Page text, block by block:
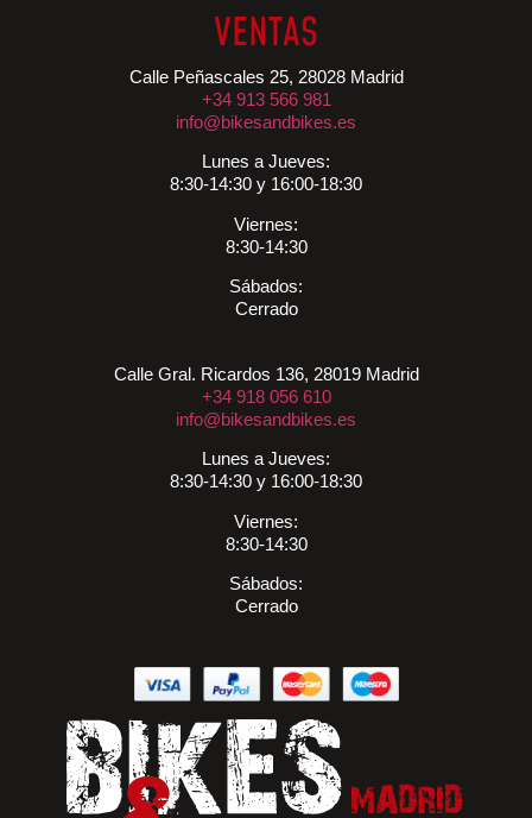
VENTAS
Calle Peñascales 25, 28028 Madrid
+34 913 566 981
info@bikesandbikes.es
Lunes a Jueves:
8:30-14:30 y 16:00-18:30
Viernes:
8:30-14:30
Sábados:
Cerrado
Calle Gral. Ricardos 136, 28019 Madrid
+34 918 056 610
info@bikesandbikes.es
Lunes a Jueves:
8:30-14:30 y 16:00-18:30
Viernes:
8:30-14:30
Sábados:
Cerrado